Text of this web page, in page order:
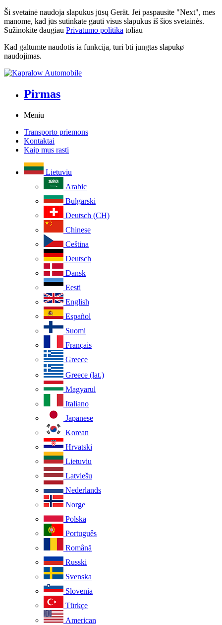
Ši svetainė naudoja slapukus jūsų Gerät. Jei paspausite "Next", mes
manome, kad jūs sutinkate gauti visus slapukus iš šios svetainės.
Sužinokite daugiau Privatumo politika toliau
Kad galtumte naudotis ia funkcija, turi bti jungtas slapukø
naudojimas.
Pirmas
Meniu
Transporto priemons
Kontaktai
Kaip mus rasti
Lietuviu
Arabic
Bulgarski
Deutsch (CH)
Chinese
Ceština
Deutsch
Dansk
Eesti
English
Español
Suomi
Français
Greece
Greece (lat.)
Magyarul
Italiano
Japanese
Korean
Hrvatski
Lietuviu
Latviešu
Nederlands
Norge
Polska
Português
Românã
Russki
Svenska
Slovenia
Türkçe
American